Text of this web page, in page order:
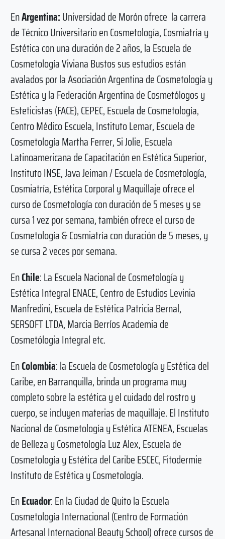
EnArgentina:Universidad de Morón ofrece la carrera
de Técnico Universitario en Cosmetología, Cosmiatría y
Estética con una duración de 2 años, la Escuela de
Cosmetología Viviana Bustos sus estudios están
avalados por la Asociación Argentina de Cosmetología y
Estética y la Federación Argentina de Cosmetólogos y
Esteticistas (FACE), CEPEC, Escuela de Cosmetología,
Centro Médico Escuela, Instituto Lemar, Escuela de
Cosmetología Martha Ferrer, Si Jolie, Escuela
Latinoamericana de Capacitación en Estética Superior,
Instituto INSE,Java Jeiman /Escuela de Cosmetología,
Cosmiatría, Estética Corporal y Maquillaje ofrece el
curso de Cosmetología con duración de 5 meses y se
cursa 1 vez por semana, también ofrece el curso de
Cosmetología & Cosmiatría con duración de 5 meses, y
se cursa 2 veces por semana.
EnChile: La Escuela Nacional de Cosmetología y
Estética Integral ENACE, Centro de Estudios Levinia
Manfredini, Escuela de Estética Patricia Bernal,
SERSOFT LTDA, Marcia Berríos Academia de
Cosmetólogia Integral etc.
EnColombia: la Escuela de Cosmetología y Estética del
Caribe, en Barranquilla, brinda un programa muy
completo sobre la estética y el cuidado del rostro y
cuerpo, se incluyen materias de maquillaje. El Instituto
Nacional de Cosmetología y Estética ATENEA, Escuelas
de Belleza y Cosmetología Luz Alex, Escuela de
Cosmetología y Estética del Caribe ESCEC, Fitodermie
Instituto de Estética y Cosmetología.
EnEcuador: En la Ciudad de Quito la Escuela
Cosmetología Internacional (Centro de Formación
Artesanal Internacional Beauty School) ofrece cursos de